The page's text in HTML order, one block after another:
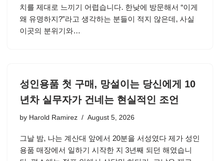
치를 제대로 느끼기 어렵습니다. 한낮에 방문해서 “이게
왜 유명하지?”라고 생각하는 분들이 적지 않은데, 사실
이곳의 분위기와…
성인용품 첫 구매, 망설이는 당신에게 10
년차 실무자가 건네는 현실적인 조언
by Harold Ramirez August 5, 2026
그날 밤, 나는 계산대 앞에서 20분을 서성였다 제가 성인
용품 매장에서 일하기 시작한 지 3년째 되던 해였습니